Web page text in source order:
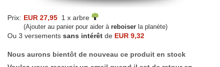
Prix: EUR 27,95 1 x arbre
(Ajouter au panier pour aider à reboiser la planète)
Ou 3 versements sans intérêt de EUR 9,32
Nous aurons bientôt de nouveau ce produit en stock